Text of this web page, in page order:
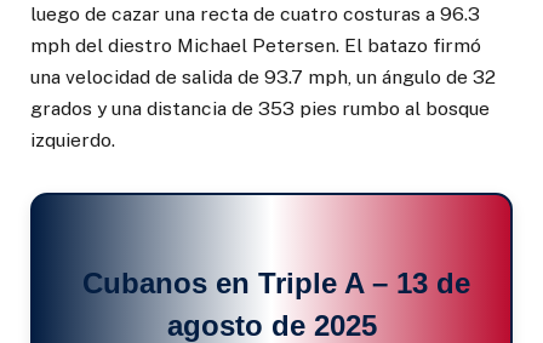
luego de cazar una recta de cuatro costuras a 96.3
mph del diestro Michael Petersen. El batazo firmó
una velocidad de salida de 93.7 mph, un ángulo de 32
grados y una distancia de 353 pies rumbo al bosque
izquierdo.
Cubanos en Triple A – 13 de
agosto de 2025